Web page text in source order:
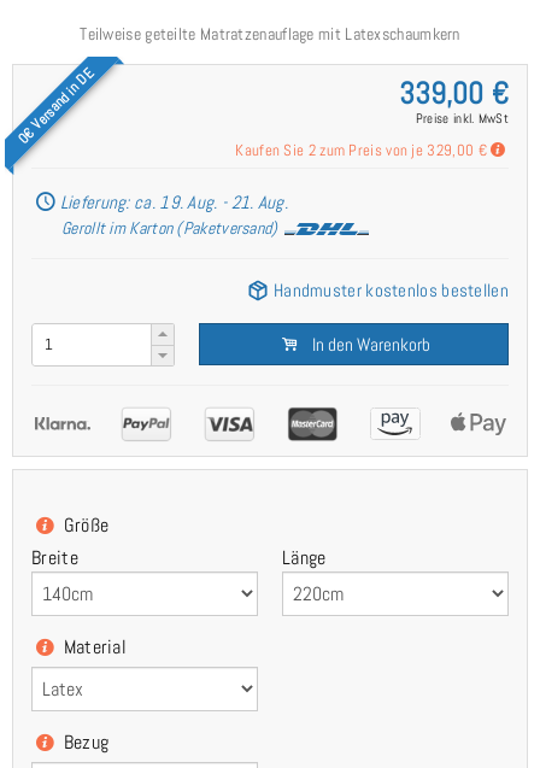
Teilweise geteilte Matratzenauflage mit Latexschaumkern
0€ Versand in DE 339,00 €
Preise inkl. MwSt
Kaufen Sie 2 zum Preis von je 329,00 €
Lieferung: ca. 19. Aug. - 21. Aug.
Gerollt im Karton (Paketversand)
Handmuster kostenlos bestellen
In den Warenkorb
Größe
Breite
Länge
Material
Bezug